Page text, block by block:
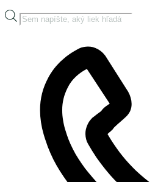
Products
search